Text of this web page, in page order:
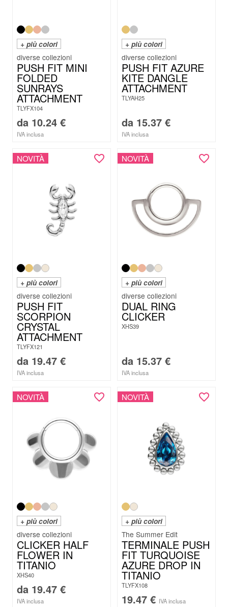
+ più colori
PUSH FIT MINI
FOLDED
SUNRAYS
ATTACHMENT
TLYFX104
da 10.24 €
IVA inclusa
+ più colori
PUSH FIT AZURE
KITE DANGLE
ATTACHMENT
TLYAH25
da 15.37 €
IVA inclusa
NOVITÀ
+ più colori
PUSH FIT
SCORPION
CRYSTAL
ATTACHMENT
TLYFX121
da 19.47 €
IVA inclusa
NOVITÀ
+ più colori
DUAL RING
CLICKER
XHS39
da 15.37 €
IVA inclusa
NOVITÀ
+ più colori
CLICKER HALF
FLOWER IN
TITANIO
XHS40
da 19.47 €
IVA inclusa
NOVITÀ
+ più colori
The Summer Edit
TERMINALE PUSH
FIT TURQUOISE
AZURE DROP IN
TITANIO
TLYFX108
19.47 € IVA inclusa